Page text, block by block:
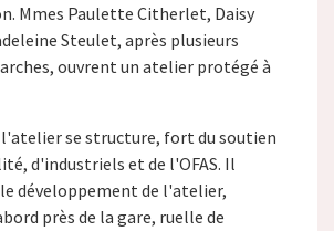
Mmes Paulette Citherlet, Daisy
Steulet, après plusieurs
ouvrent un atelier protégé à
l'atelier se structure, fort du soutien
d'industriels et de l'OFAS. Il
développement de l'atelier,
près de la gare, ruelle de